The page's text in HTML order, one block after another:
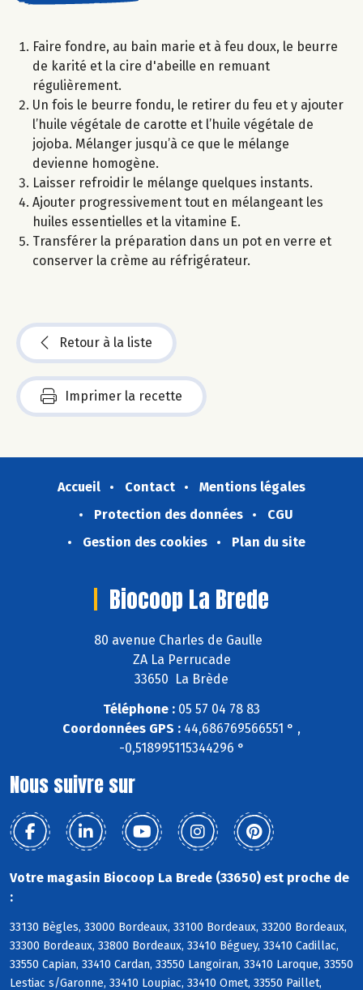
Faire fondre, au bain marie et à feu doux, le beurre
de karité et la cire d'abeille en remuant
régulièrement.
Un fois le beurre fondu, le retirer du feu et y ajouter
l’huile végétale de carotte et l’huile végétale de
jojoba. Mélanger jusqu’à ce que le mélange
devienne homogène.
Laisser refroidir le mélange quelques instants.
Ajouter progressivement tout en mélangeant les
huiles essentielles et la vitamine E.
Transférer la préparation dans un pot en verre et
conserver la crème au réfrigérateur.
Retour à la liste
Imprimer la recette
Accueil Contact
Mentions légales
Protection des données
CGU
Gestion des cookies
Plan du site
Biocoop La Brede
80 avenue Charles de Gaulle
ZA La Perrucade
33650 La Brède
Téléphone : 05 57 04 78 83
Coordonnées GPS : 44,686769566551 ° ,
-0,518995115344296 °
Nous suivre sur
Votre magasin Biocoop La Brede (33650) est proche de
:
33130 Bègles, 33000 Bordeaux, 33100 Bordeaux, 33200 Bordeaux,
33300 Bordeaux, 33800 Bordeaux, 33410 Béguey, 33410 Cadillac,
33550 Capian, 33410 Cardan, 33550 Langoiran, 33410 Laroque, 33550
Lestiac s/Garonne, 33410 Loupiac, 33410 Omet, 33550 Paillet,